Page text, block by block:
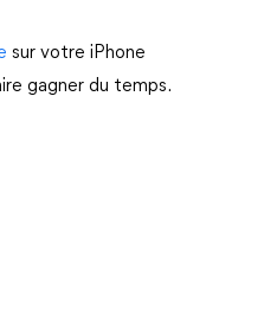
sur votre iPhone
gagner du temps.